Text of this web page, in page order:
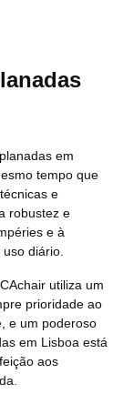
em
tempo que
e
robustez e
e à
diário.
utiliza um
prioridade ao
e um poderoso
em Lisboa está
aos